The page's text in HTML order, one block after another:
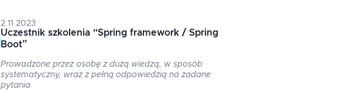
2.11.2023
Uczestnik szkolenia “Spring framework / Spring
Boot”
Prowadzone przez osobę z dużą wiedzą, w sposób
systematyczny, wraz z pełną odpowiedzią na zadane
pytania